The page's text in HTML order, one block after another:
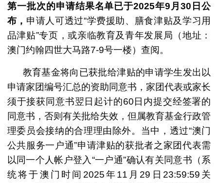
第一批次的申请结果名单已于2025年9 月30 日公
布， 申请人可透过“学费援助、膳食津贴及学习用
品津贴”专页，或亲临教育及青年发展局（地址：
澳门约翰四世大马路7-9号一楼）查阅。
教育基金将向已获批给津贴的申请学生发出以
申请家团编号汇总的资助同意书，家团代表或家长
须于接获同意书翌日起计的60日内提交经签署的
同意书，否则有关批给失效，但属教育基金行政管
理委员会接纳的合理理由除外。当中，透过“澳门
公共服务一户通”申请津贴的获批者之家团代表需
以同一个人帐户登入“一户通”确认有关同意书（系
统将于澳门时间2025年11月29日23:59:59关